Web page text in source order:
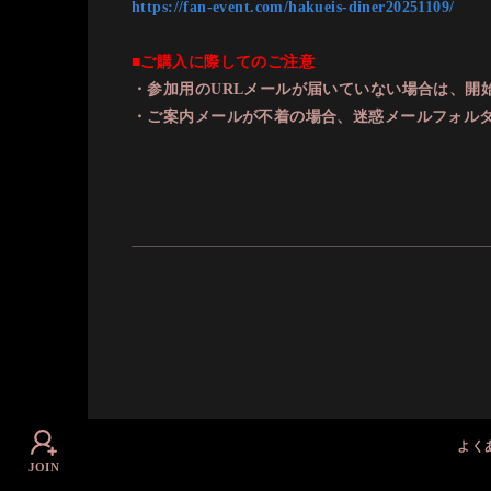
JOIN
https://fan-event.com/hakueis-diner20251109/
■ご購入に際してのご注意
・参加用のURLメールが届いていない場合は、
・ご案内メールが不着の場合、迷惑メールフォ
よく